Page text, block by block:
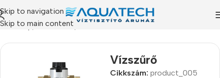
Skip to navigation
Skip to main content
Kezdőlap/Termékeink
Vízszűrő
Cikkszám: product_005